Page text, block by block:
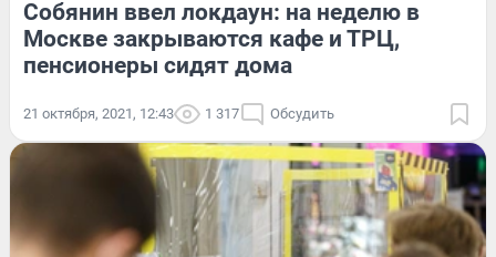
Собянин ввел локдаун: на неделю в
Москве закрываются кафе и ТРЦ,
пенсионеры сидят дома
21 октября, 2021, 12:43 1 317 Обсудить